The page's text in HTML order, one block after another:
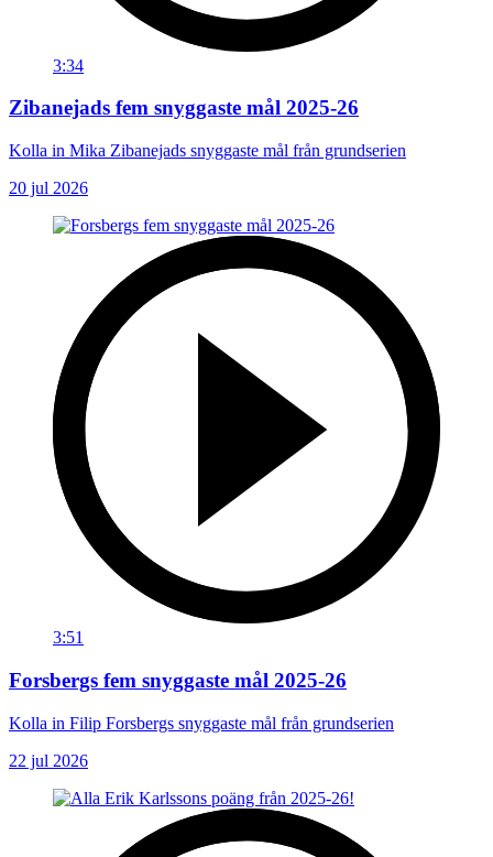
3:34
Zibanejads fem snyggaste mål 2025-26
Kolla in Mika Zibanejads snyggaste mål från grundserien
20 jul 2026
3:51
Forsbergs fem snyggaste mål 2025-26
Kolla in Filip Forsbergs snyggaste mål från grundserien
22 jul 2026